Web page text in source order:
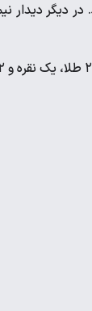
دیگر دیدار